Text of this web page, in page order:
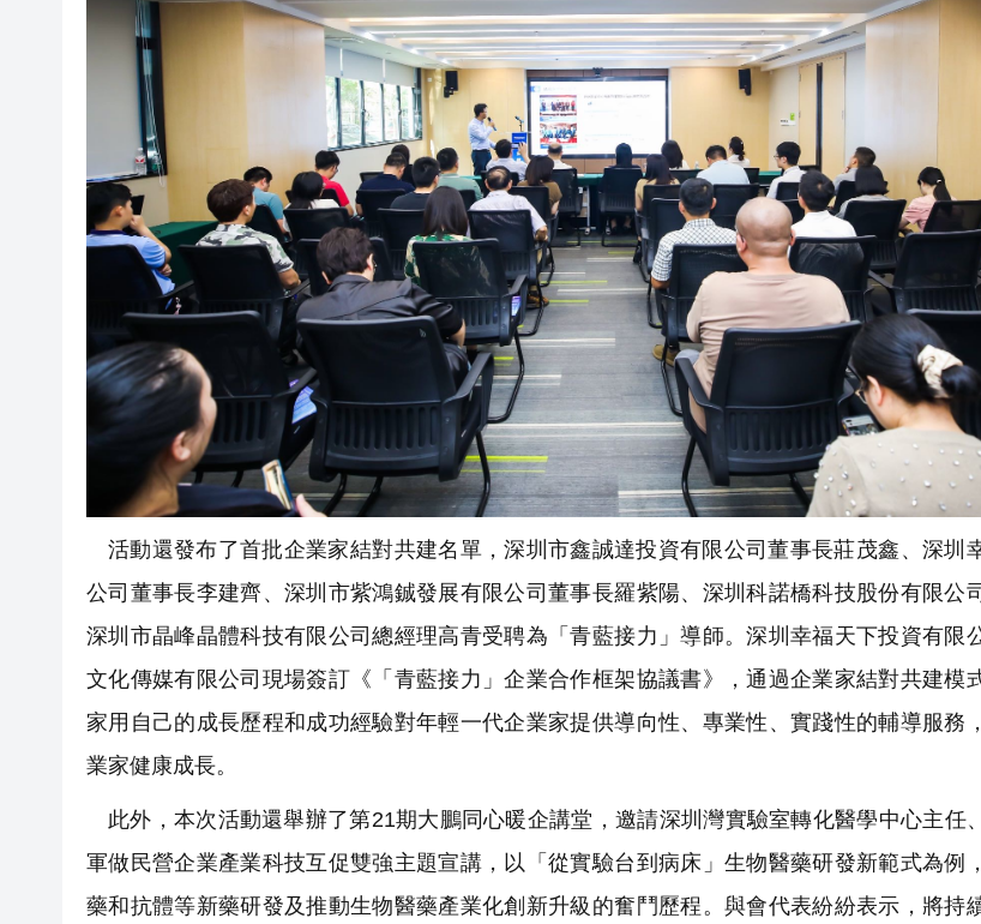
活動還發布了首批企業家結對共建名單，深圳市鑫誠達投資有限公司董事長莊茂鑫、深圳
公司董事長李建齊、深圳市紫鴻鋮發展有限公司董事長羅紫陽、深圳科諾橋科技股份有限公
深圳市晶峰晶體科技有限公司總經理高青受聘為「青藍接力」導師。深圳幸福天下投資有限
文化傳媒有限公司現場簽訂《「青藍接力」企業合作框架協議書》，通過企業家結對共建模
家用自己的成長歷程和成功經驗對年輕一代企業家提供導向性、專業性、實踐性的輔導服務
業家健康成長。
此外，本次活動還舉辦了第21期大鵬同心暖企講堂，邀請深圳灣實驗室轉化醫學中心主任
軍做民營企業產業科技互促雙強主題宣講，以「從實驗台到病床」生物醫藥研發新範式為例
藥和抗體等新藥研發及推動生物醫藥產業化創新升級的奮鬥歷程。與會代表紛紛表示，將持